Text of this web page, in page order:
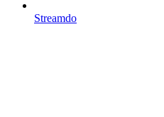
Streamdo